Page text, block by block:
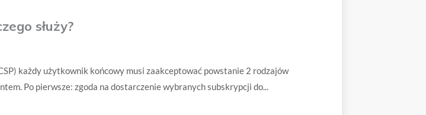
służy?
każdy użytkownik końcowy musi zaakceptować powstanie 2 rodzajów
Po pierwsze: zgoda na dostarczenie wybranych subskrypcji do...